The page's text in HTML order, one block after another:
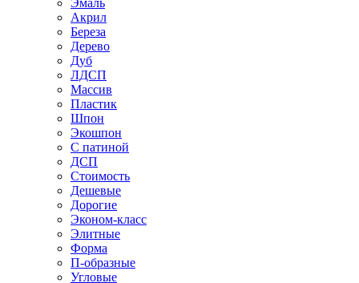
Эмаль
Акрил
Береза
Дерево
Дуб
ЛДСП
Массив
Пластик
Шпон
Экошпон
С патиной
ДСП
Стоимость
Дешевые
Дорогие
Эконом-класс
Элитные
Форма
П-образные
Угловые